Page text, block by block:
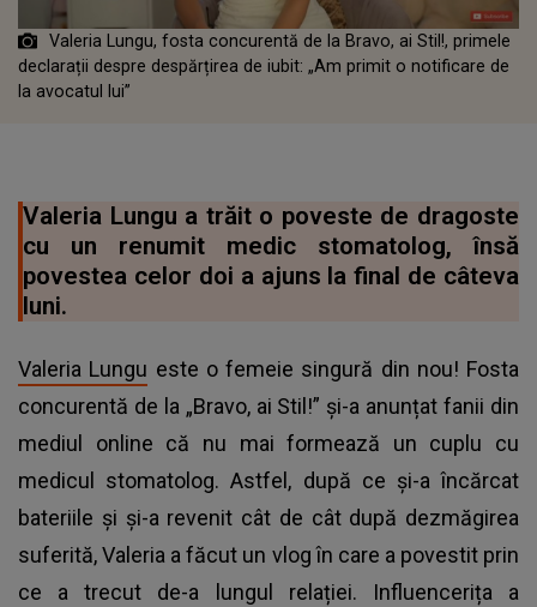
Valeria Lungu, fosta concurentă de la Bravo, ai Stil!, primele
declarații despre despărțirea de iubit: „Am primit o notificare de
la avocatul lui”
Valeria Lungu a trăit o poveste de dragoste
cu un renumit medic stomatolog, însă
povestea celor doi a ajuns la final de câteva
luni.
Valeria Lungu este o femeie singură din nou! Fosta
concurentă de la „Bravo, ai Stil!” și-a anunțat fanii din
mediul online că nu mai formează un cuplu cu
medicul stomatolog. Astfel, după ce și-a încărcat
bateriile și și-a revenit cât de cât după dezmăgirea
suferită, Valeria a făcut un vlog în care a povestit prin
ce a trecut de-a lungul relației. Influencerița a